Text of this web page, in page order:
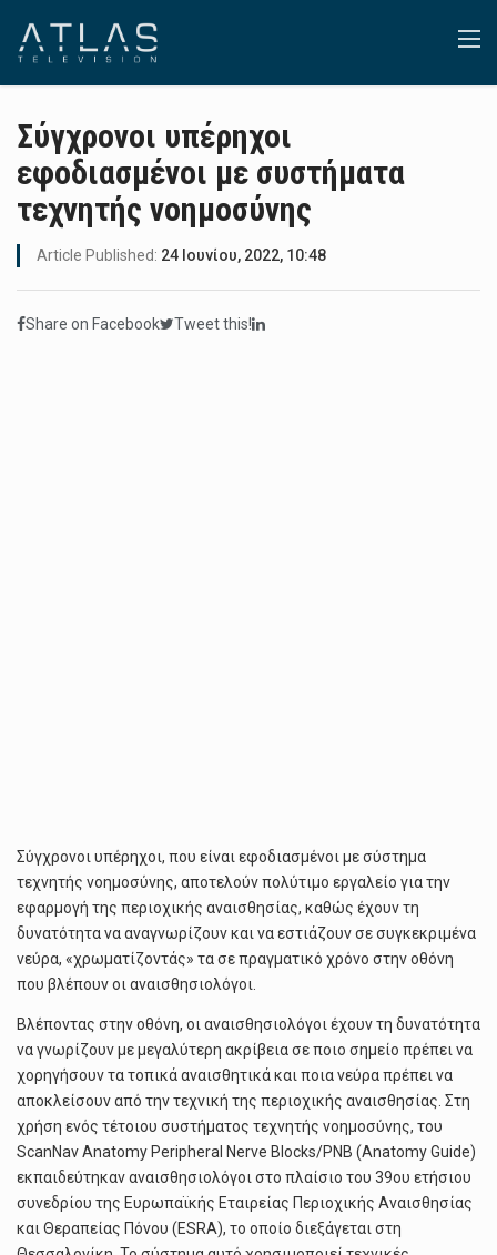
Σύγχρονοι υπέρηχοι
εφοδιασμένοι με συστήματα
τεχνητής νοημοσύνης
Article Published: 24 Ιουνίου, 2022, 10:48
Share on Facebook Tweet this!
Σύγχρονοι υπέρηχοι, που είναι εφοδιασμένοι με σύστημα
τεχνητής νοημοσύνης, αποτελούν πολύτιμο εργαλείο για την
εφαρμογή της περιοχικής αναισθησίας, καθώς έχουν τη
δυνατότητα να αναγνωρίζουν και να εστιάζουν σε συγκεκριμένα
νεύρα, «χρωματίζοντάς» τα σε πραγματικό χρόνο στην οθόνη
που βλέπουν οι αναισθησιολόγοι.
Βλέποντας στην οθόνη, οι αναισθησιολόγοι έχουν τη δυνατότητα
να γνωρίζουν με μεγαλύτερη ακρίβεια σε ποιο σημείο πρέπει να
χορηγήσουν τα τοπικά αναισθητικά και ποια νεύρα πρέπει να
αποκλείσουν από την τεχνική της περιοχικής αναισθησίας. Στη
χρήση ενός τέτοιου συστήματος τεχνητής νοημοσύνης, του
ScanNav Anatomy Peripheral Nerve Blocks/PNB (Anatomy Guide)
εκπαιδεύτηκαν αναισθησιολόγοι στο πλαίσιο του 39ου ετήσιου
συνεδρίου της Ευρωπαϊκής Eταιρείας Περιοχικής Αναισθησίας
και Θεραπείας Πόνου (ΕSRA), το οποίο διεξάγεται στη